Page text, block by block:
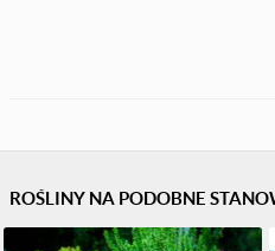
ROŚLINY NA PODOBNE